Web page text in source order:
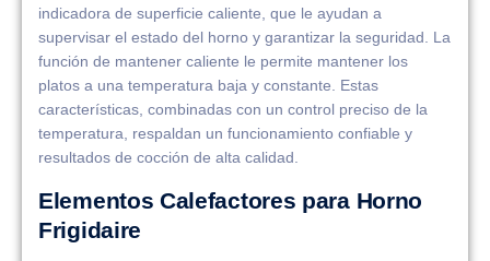
indicadora de superficie caliente, que le ayudan a
supervisar el estado del horno y garantizar la seguridad. La
función de mantener caliente le permite mantener los
platos a una temperatura baja y constante. Estas
características, combinadas con un control preciso de la
temperatura, respaldan un funcionamiento confiable y
resultados de cocción de alta calidad.
Elementos Calefactores para Horno
Frigidaire